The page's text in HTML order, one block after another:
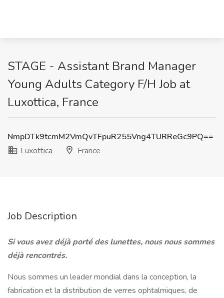
STAGE - Assistant Brand Manager
Young Adults Category F/H Job at
Luxottica, France
NmpDTk9tcmM2VmQvTFpuR255Vng4TURReGc9PQ==
Luxottica
France
Job Description
Si vous avez déjà porté des lunettes, nous nous sommes
déjà rencontrés.
Nous sommes un leader mondial dans la conception, la
fabrication et la distribution de verres ophtalmiques, de